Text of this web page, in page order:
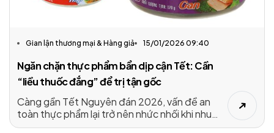
Gian lận thương mại & Hàng giả 15/01/2026 09:40
Ngăn chặn thực phẩm bẩn dịp cận Tết: Cần
“liều thuốc đắng” để trị tận gốc
Càng gần Tết Nguyên đán 2026, vấn đề an
toàn thực phẩm lại trở nên nhức nhối khi nhu
cầu tiêu dùng tăng đột biến. Vì lợi nhuận, nhiều